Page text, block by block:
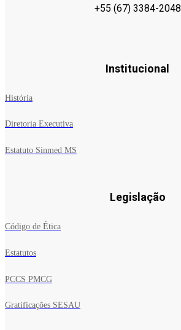
+55 (67) 3384-2048
Institucional
História
Diretoria Executiva
Estatuto Sinmed MS
Legislação
Código de Ética
Estatutos
PCCS PMCG
Gratificações SESAU